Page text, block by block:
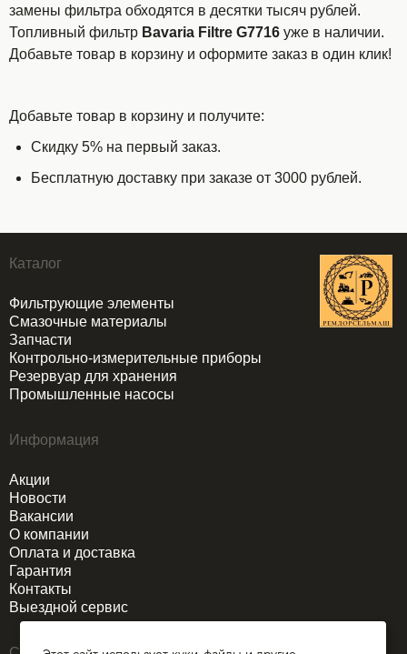
замены фильтра обходятся в десятки тысяч рублей.
Топливный фильтр Bavaria Filtre G7716 уже в наличии.
Добавьте товар в корзину и оформите заказ в один клик!
Добавьте товар в корзину и получите:
Скидку 5% на первый заказ.
Бесплатную доставку при заказе от 3000 рублей.
Каталог
Фильтрующие элементы
Смазочные материалы
Запчасти
Контрольно-измерительные приборы
Резервуар для хранения
Промышленные насосы
Информация
Акции
Новости
Вакансии
О компании
Оплата и доставка
Гарантия
Контакты
Выездной сервис